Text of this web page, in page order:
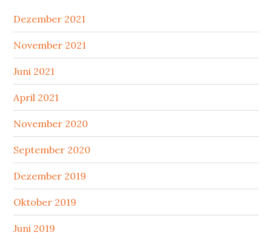
Dezember 2021
November 2021
Juni 2021
April 2021
November 2020
September 2020
Dezember 2019
Oktober 2019
Juni 2019